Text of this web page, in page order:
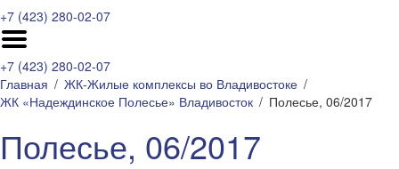
+7 (423) 280-02-07
+7 (423) 280-02-07
Главная
ЖК-Жилые комплексы во Владивостоке
ЖК «Надеждинское Полесье» Владивосток
Полесье, 06/2017
Полесье, 06/2017